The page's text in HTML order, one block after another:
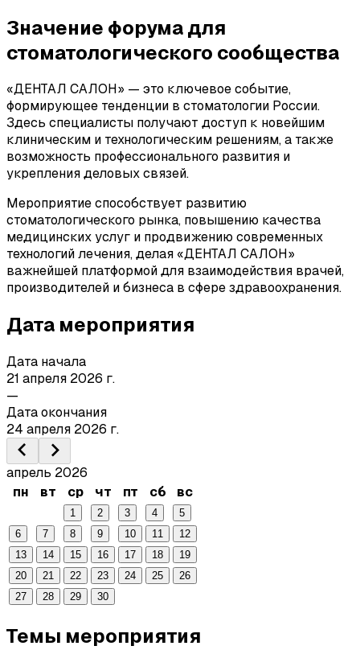
Значение форума для
стоматологического сообщества
«ДЕНТАЛ САЛОН» — это ключевое событие,
формирующее тенденции в стоматологии России.
Здесь специалисты получают доступ к новейшим
клиническим и технологическим решениям, а также
возможность профессионального развития и
укрепления деловых связей.
Мероприятие способствует развитию
стоматологического рынка, повышению качества
медицинских услуг и продвижению современных
технологий лечения, делая «ДЕНТАЛ САЛОН»
важнейшей платформой для взаимодействия врачей,
производителей и бизнеса в сфере здравоохранения.
Дата мероприятия
Дата начала
21 апреля 2026 г.
—
Дата окончания
24 апреля 2026 г.
апрель 2026
пн
вт ср чт пт сб вс
1 2 3 4
5
6
7 8 9 10 11
12
13
14 15 16 17 18
19
20
21 22 23 24 25
26
27
28 29 30
Темы мероприятия